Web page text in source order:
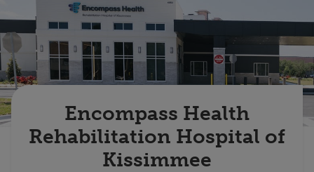
Buscar un centro
Inversores
Empleos
Pagar mi facturaEncompass Health
Rehabilitation Hospital of
Kissimmee